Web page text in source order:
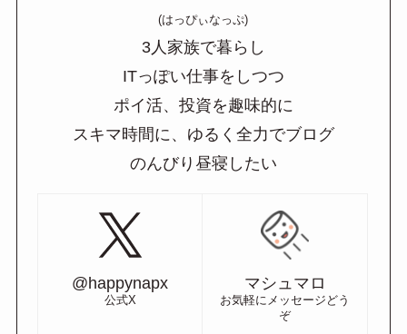
(はっぴぃなっぷ)
3人家族で暮らし
ITっぽい仕事をしつつ
ポイ活、投資を趣味的に
スキマ時間に、ゆるく全力でブログ
のんびり昼寝したい
@happynapx
公式X
マシュマロ
お気軽にメッセージどう
ぞ